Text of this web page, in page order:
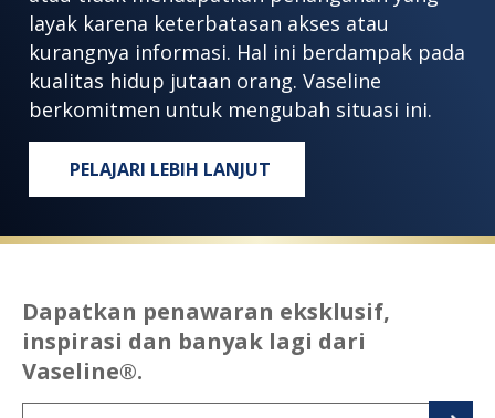
layak karena keterbatasan akses atau
kurangnya informasi. Hal ini berdampak pada
kualitas hidup jutaan orang. Vaseline
berkomitmen untuk mengubah situasi ini.
PELAJARI LEBIH LANJUT
SETIAP ORANG, DI MANAPUN,
Dapatkan penawaran eksklusif,
inspirasi dan banyak lagi dari
Vaseline®.